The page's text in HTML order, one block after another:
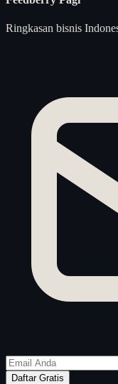
Ringkasan bisnis
Daftar Gratis